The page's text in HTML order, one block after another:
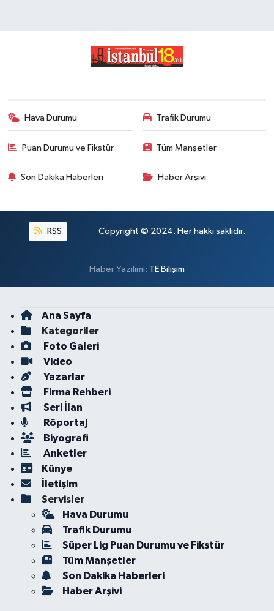
Hava Durumu Trafik Durumu
Puan Durumu ve Fikstür Tüm Manşetler
Son Dakika Haberleri Haber Arşivi
RSS Copyright © 2024. Her hakkı saklıdır.
Haber Yazılımı: TE Bilişim
Ana Sayfa
Kategoriler
Foto Galeri
Video
Yazarlar
Firma Rehberi
Seri İlan
Röportaj
Biyografi
Anketler
Künye
İletişim
Servisler
Hava Durumu
Trafik Durumu
Süper Lig Puan Durumu ve Fikstür
Tüm Manşetler
Son Dakika Haberleri
Haber Arşivi